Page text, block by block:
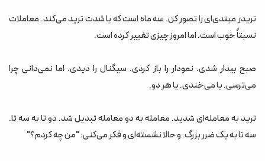
بخش دوم: ذهن‌آگاهی چیست؟ (Mindfulness)
چرا ذهن‌آگاهی برای تریدرها تاثیرگذار است؟
بخش سوم: تکنیک‌های عملی ذهن‌آگاهی برای تریدرها
تکنیک ۱: تنفس ۴۴۴ (Box Breathing)
تکنیک ۳: تجسم (Visualization)
تریدر مبتدی‌ای را تصور کن. سه ماه است که با شدت ترید می‌کند. معاملات
نسبتاً خوب است. اما امروز چیزی تغییر کرده است.
صبح بیدار شدی. نمودار را باز کردی. سیگنال را دیدی. اما نمی‌دانی چرا
می‌ترسی. یا می‌خندی. یا هر دو.
ترید به معامله‌ای شدید. معامله به دو معامله تبدیل شد. دو تا به سه تا.
سه تا به یک ضرر بزرگ. و حالا نشسته‌ای و فکر می‌کنی: "من چه کردم؟"